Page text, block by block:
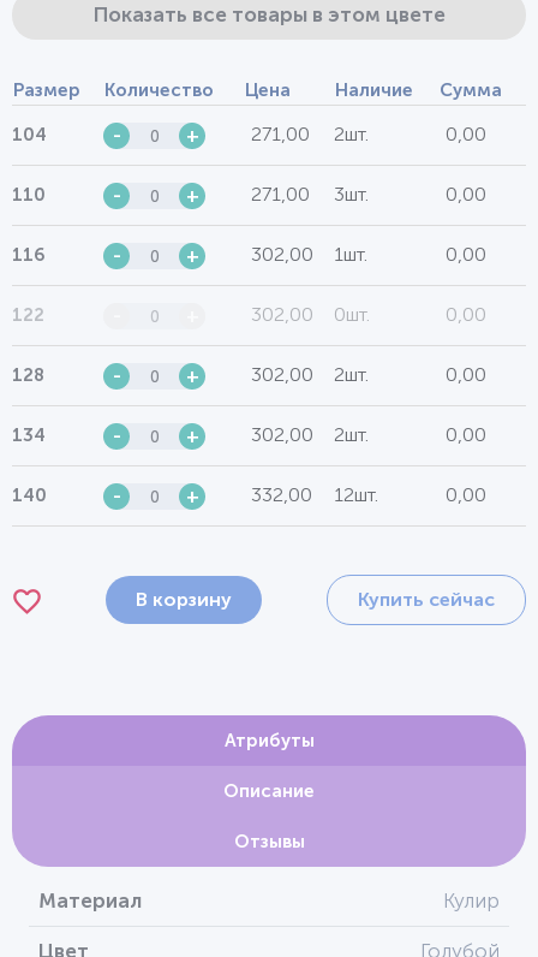
Показать все товары в этом цвете
Размер Количество Цена Наличие Сумма
104 - + 271,00 2шт. 0,00
110 - + 271,00 3шт. 0,00
116 - + 302,00 1шт. 0,00
122 302,00 0шт. 0,00
128 - + 302,00 2шт. 0,00
134 - + 302,00 2шт. 0,00
140 - + 332,00 12шт. 0,00
В корзину Купить сейчас
Атрибуты
Описание
Отзывы
Материал Кулир
Цвет Голубой